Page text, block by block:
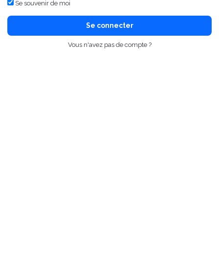
Se souvenir de moi
Se connecter
Vous n'avez pas de compte ?